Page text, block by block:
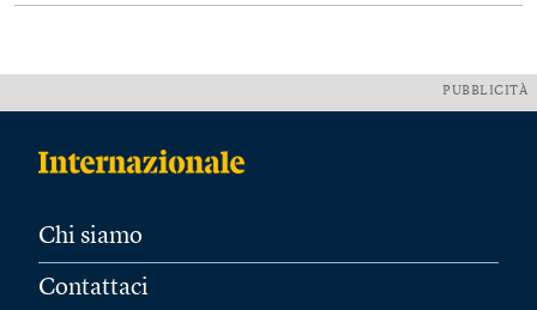
PUBBLICITÀ
Chi siamo
Contattaci